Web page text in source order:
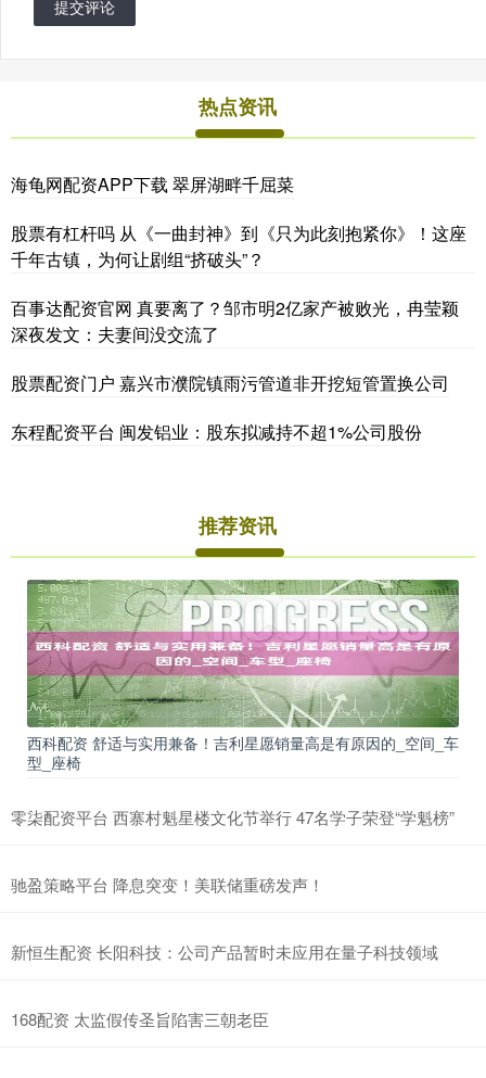
提交评论
热点资讯
海龟网配资APP下载 翠屏湖畔千屈菜
股票有杠杆吗 从《一曲封神》到《只为此刻抱紧你》！这座
千年古镇，为何让剧组“挤破头”？
百事达配资官网 真要离了？邹市明2亿家产被败光，冉莹颖
深夜发文：夫妻间没交流了
股票配资门户 嘉兴市濮院镇雨污管道非开挖短管置换公司
东程配资平台 闽发铝业：股东拟减持不超1%公司股份
推荐资讯
西科配资 舒适与实用兼备！吉利星愿销量高是有原因的_空间_车
型_座椅
零柒配资平台 西寨村魁星楼文化节举行 47名学子荣登“学魁榜”
驰盈策略平台 降息突变！美联储重磅发声！
新恒生配资 长阳科技：公司产品暂时未应用在量子科技领域
168配资 太监假传圣旨陷害三朝老臣